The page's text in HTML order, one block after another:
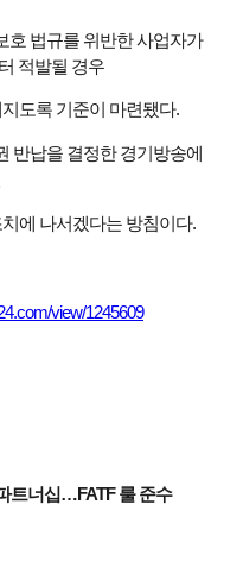
호 법규를 위반한 사업자가
적발될 경우
도록 기준이 마련됐다.
반납을 결정한 경기방송에
에 나서겠다는 방침이다.
view/1245609
트너십…FATF 룰 준수